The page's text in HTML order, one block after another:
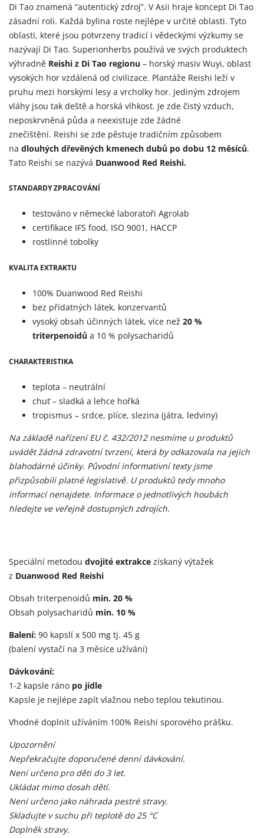
Di Tao znamená “autentický zdroj”. V Asii hraje koncept Di Tao
zásadní roli. Každá bylina roste nejlépe v určité oblasti. Tyto
oblasti, které jsou potvrzeny tradicí i vědeckými výzkumy se
nazývají Di Tao. Superionherbs používá ve svých produktech
výhradně Reishi z Di Tao regionu – horský masiv Wuyi, oblast
vysokých hor vzdálená od civilizace. Plantáže Reishi leží v
pruhu mezi horskými lesy a vrcholky hor. Jediným zdrojem
vláhy jsou tak deště a horská vlhkost. Je zde čistý vzduch,
neposkrvněná půda a neexistuje zde žádné
znečištění. Reishi se zde pěstuje tradičním způsobem
na dlouhých dřevěných kmenech dubů po dobu 12 měsíců.
Tato Reishi se nazývá Duanwood Red Reishi.
STANDARDY ZPRACOVÁNÍ
testováno v německé laboratoři Agrolab
certifikace IFS food, ISO 9001, HACCP
rostlinné tobolky
KVALITA EXTRAKTU
100% Duanwood Red Reishi
bez přídatných látek, konzervantů
vysoký obsah účinných látek, více než 20 %
triterpenoidů a 10 % polysacharidů
CHARAKTERISTIKA
teplota – neutrální
chuť – sladká a lehce hořká
tropismus – srdce, plíce, slezina (játra, ledviny)
Na základě nařízení EU č. 432/2012 nesmíme u produktů
uvádět žádná zdravotní tvrzení, která by odkazovala na jejich
blahodárné účinky. Původní informativní texty jsme
přizpůsobili platné legislativě. U produktů tedy mnoho
informací nenajdete. Informace o jednotlivých houbách
hledejte ve veřejně dostupných zdrojích.
Speciální metodou dvojité extrakce získaný výtažek
z Duanwood Red Reishi
Obsah triterpenoidů min. 20 %
Obsah polysacharidů min. 10 %
Balení: 90 kapslí x 500 mg tj. 45 g
(balení vystačí na 3 měsíce užívání)
Dávkování:
1-2 kapsle ráno po jídle
Kapsle je nejlépe zapít vlažnou nebo teplou tekutinou.
Vhodné doplnit užíváním 100% Reishi sporového prášku.
Upozornění
Nepřekračujte doporučené denní dávkování.
Není určeno pro děti do 3 let.
Ukládat mimo dosah dětí.
Není určeno jako náhrada pestré stravy.
Skladujte v suchu při teplotě do 25 °C
Doplněk stravy.